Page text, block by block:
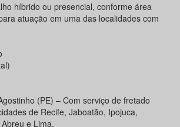
híbrido ou presencial, conforme área
atuação em uma das localidades com
(PE) – Com serviço de fretado
de Recife, Jaboatão, Ipojuca,
e Lima.